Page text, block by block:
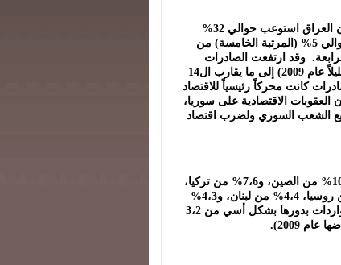
وإذا أخذنا التجارة البينية كمثال، سنجد في عامي 2009 و2010 مثلاً أن العراق استوعب حوالي 32%
(المرتبة الأولى)، ولبنان حوالي 13% (المرتبة الثانية)، والسعودية حوالي 5% (المرتبة الخامسة) من
وقد ارتفعت الصادرات
السورية ارتفاعاً أسياً خلال السنوات الأخيرة (بالرغم من انخفاضها قليلاً عام 2009) إلى ما يقارب ال14
بعد أن كانت 3،3 مليار دولار عام 1999. فالصادرات كانت محركاً رئيسياً للاقتصاد
العقوبات الاقتصادية على سوريا،
الشعب السوري ولضرب اقتصاد
أما الواردات عام 2010، فقد جاء حوالي 11% منها من السعودية، و10% من الصين، و7،6% من تركيا،
و5،5% من الإمارات العربية المتحدة، و5،5% من إيطاليا، 4،6% من روسيا، 4،4% من لبنان، و4،3%
من مصر، 4% من إيران، و4% من كوريا الجنوبية. وقد ارتفعت الواردات بدورها بشكل أسي من 3،2